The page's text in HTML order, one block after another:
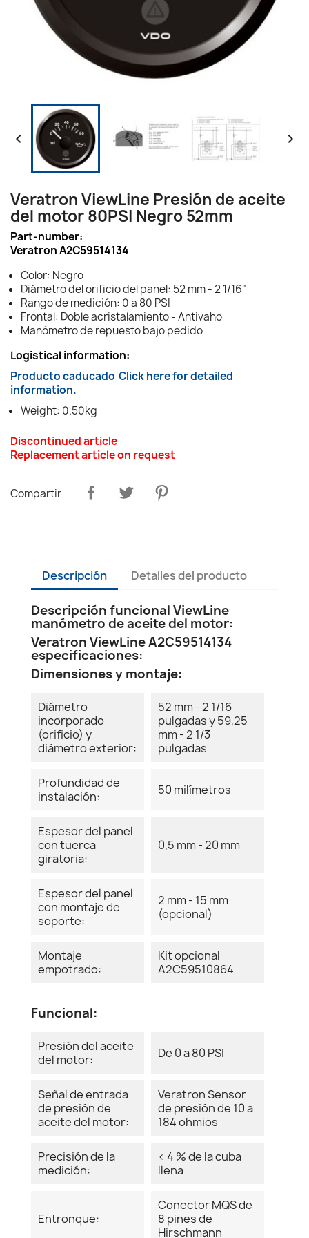
 
Veratron ViewLine Presión de aceite
del motor 80PSI Negro 52mm
Part-number:
Veratron A2C59514134
Color: Negro
Diámetro del orificio del panel: 52 mm - 2 1/16"
Rango de medición: 0 a 80 PSI
Frontal: Doble acristalamiento - Antivaho
Manómetro de repuesto bajo pedido
Logistical information:
Producto caducado Click here for detailed
information.
Weight: 0.50kg
Discontinued article
Replacement article on request
Compartir
Descripción Detalles del producto
Descripción funcional ViewLine
manómetro de aceite del motor:
Veratron ViewLine A2C59514134
especificaciones:
Dimensiones y montaje:
Diámetro
incorporado
(orificio) y
diámetro exterior:
52 mm - 2 1/16
pulgadas y 59,25
mm - 2 1/3
pulgadas
Profundidad de
instalación:
50 milímetros
Espesor del panel
con tuerca
giratoria:
0,5 mm - 20 mm
Espesor del panel
con montaje de
soporte:
2 mm - 15 mm
(opcional)
Montaje
empotrado:
Kit opcional
A2C59510864
Funcional:
Presión del aceite
del motor:
De 0 a 80 PSI
Señal de entrada
de presión de
aceite del motor:
Veratron Sensor
de presión de 10 a
184 ohmios
Precisión de la
medición:
< 4 % de la cuba
llena
Entronque:
Conector MQS de
8 pines de
Hirschmann